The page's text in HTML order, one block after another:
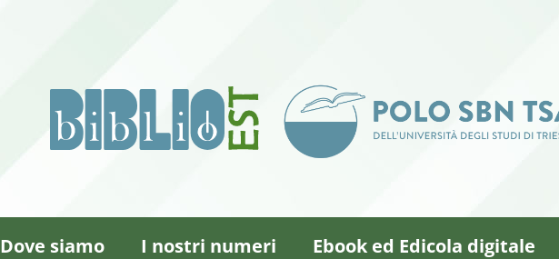
Dove siamo I nostri numeri Ebook ed Edicola digitale